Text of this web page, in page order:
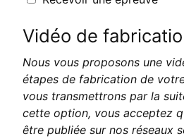
Vidéo de
Nous vous proposons une
étapes de fabrication de
vous transmettrons par la
cette option, vous acceptez
être publiée sur nos réseaux